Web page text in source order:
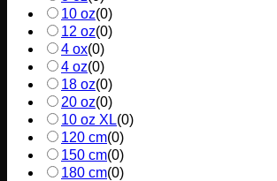
10 oz(0)
12 oz(0)
4 ox(0)
4 oz(0)
18 oz(0)
20 oz(0)
10 oz XL(0)
120 cm(0)
150 cm(0)
180 cm(0)